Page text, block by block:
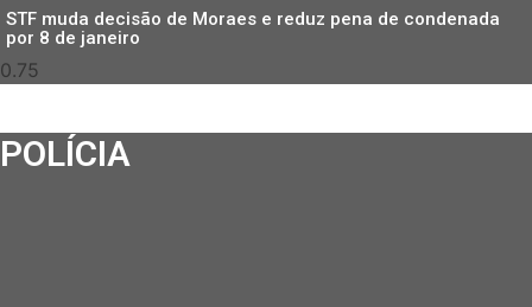
STF muda decisão de Moraes e reduz pena de condenada
por 8 de janeiro
POLÍCIA